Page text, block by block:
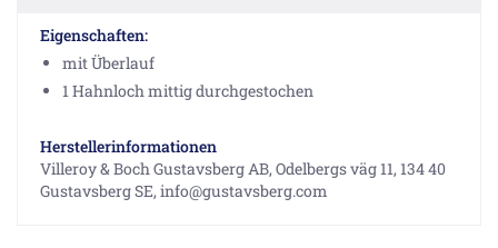
Eigenschaften:
mit Überlauf
1 Hahnloch mittig durchgestochen
Herstellerinformationen
Villeroy & Boch Gustavsberg AB, Odelbergs väg 11, 134 40
Gustavsberg SE, info@gustavsberg.com